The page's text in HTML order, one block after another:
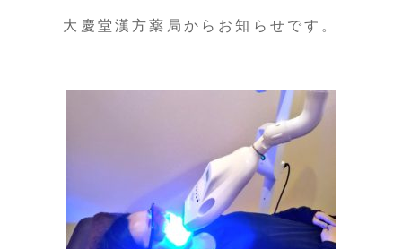
ご相談・お問い合わせ
大慶堂漢方薬局からお知らせです。